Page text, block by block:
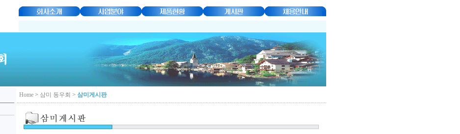
Home > 삼미 동우회 > 삼미게시판